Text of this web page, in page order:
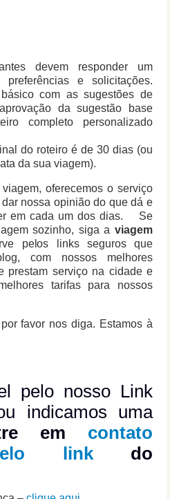
devem responder um
e solicitações.
com as sugestões de
da sugestão base
completo personalizado
do roteiro é de 30 dias (ou
da sua viagem).
oferecemos o serviço
nossa opinião do que dá e
em cada um dos dias. Se
sozinho, siga a viagem
pelos links seguros que
com nossos melhores
prestam serviço na cidade e
tarifas para nossos
favor nos diga. Estamos à
pelo nosso Link
indicamos uma
em contato
linkdo